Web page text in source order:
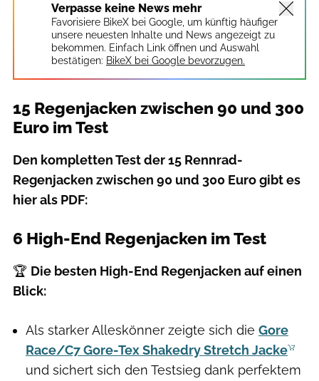
Verpasse keine News mehr
Favorisiere BikeX bei Google, um künftig häufiger
unsere neuesten Inhalte und News angezeigt zu
bekommen. Einfach Link öffnen und Auswahl
bestätigen: BikeX bei Google bevorzugen.
15 Regenjacken zwischen 90 und 300
Euro im Test
Den kompletten Test der 15 Rennrad-
Regenjacken zwischen 90 und 300 Euro gibt es
hier als PDF:
6 High-End Regenjacken im Test
🏆 Die besten High-End Regenjacken auf einen
Blick:
Als starker Alleskönner zeigte sich die Gore
Race/C7 Gore-Tex Shakedry Stretch Jacke
und sichert sich den Testsieg dank perfektem